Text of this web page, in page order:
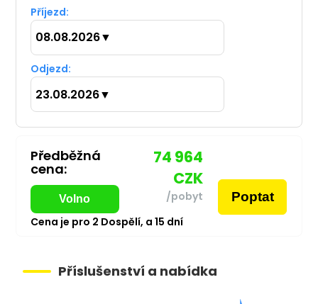
Příjezd:
08.08.2026▼
Odjezd:
23.08.2026▼
Předběžná
cena:
Volno
74 964
CZK
/pobyt Poptat
Cena je pro 2 Dospělí, a 15 dní
Příslušenství a nabídka